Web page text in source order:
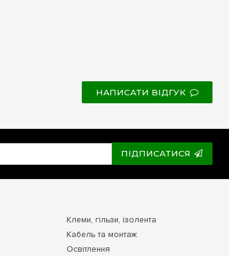
НАПИСАТИ ВІДГУК
ПІДПИСАТИСЯ
Клеми, гільзи, ізолента
Кабель та монтаж
Освітлення